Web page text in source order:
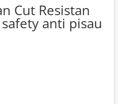
Cut Resistan
anti pisau